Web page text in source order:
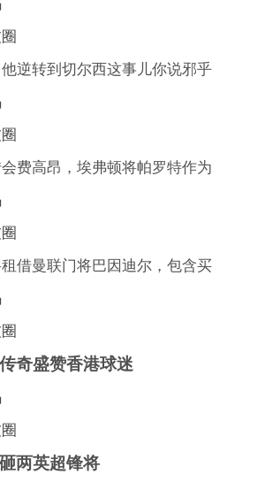
逆转到切尔西这事儿你说邪乎
费高昂，埃弗顿将帕罗特作为
借曼联门将巴因迪尔，包含买
奇盛赞香港球迷
两英超锋将